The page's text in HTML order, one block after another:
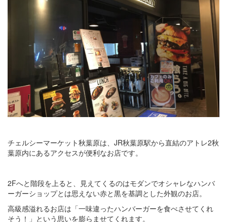
チェルシーマーケット秋葉原は、JR秋葉原駅から直結のアトレ2秋
葉原内にあるアクセスが便利なお店です。
2Fへと階段を上ると、見えてくるのはモダンでオシャレなハンバ
ーガーショップとは思えない赤と黒を基調とした外観のお店。
高級感溢れるお店は「一味違ったハンバーガーを食べさせてくれ
そう！」という思いを膨らませてくれます。